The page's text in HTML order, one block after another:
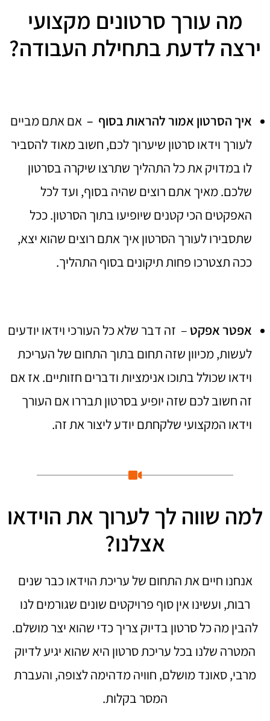
מה עורך סרטונים מקצועי
ירצה לדעת בתחילת העבודה?
איך הסרטון אמור להראות בסוף – אם אתם מביים
לעורך וידאו סרטון שיערוך לכם, חשוב מאוד להסביר
לו במדויק את כל התהליך שתרצו שיקרה בסרטון
שלכם. מאיך אתם רוצים שהיה בסוף, ועד לכל
האפקטים הכי קטנים שיופיעו בתוך הסרטון. ככל
שתסבירו לעורך הסרטון איך אתם רוצים שהוא יצא,
ככה תצטרכו פחות תיקונים בסוף התהליך.
אפטר אפקט – זה דבר שלא כל העורכי וידאו יודעים
לעשות, מכיוון שזה תחום בתוך התחום של העריכת
וידאו שכולל בתוכו אנימציות ודברים חזותיים. אז אם
זה חשוב לכם שזה יופיע בסרטון תבררו אם העורך
וידאו המקצועי שלקחתם יודע ליצור את זה.
למה שווה לך לערוך את הוידאו
אצלנו?
אנחנו חיים את התחום של עריכת הוידאו כבר שנים
רבות, ועשינו אין סוף פרויקטים שונים שגורמים לנו
להבין מה כל סרטון בדיוק צריך כדי שהוא יצר מושלם.
המטרה שלנו בכל עריכת סרטון היא שהוא יגיע לדיוק
מרבי, סאונד מושלם, חוויה מדהימה לצופה, והעברת
המסר בקלות.